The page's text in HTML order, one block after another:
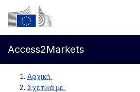
Απευθείας μετάβαση στο
Ευρωπαϊκή Επιτροπή
Access2Markets
Αρχική
Σχετικά με